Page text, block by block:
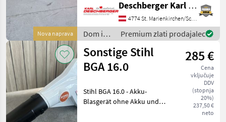
Nova naprava
stufenlose
Geschwindigkeitsregelung
und intuitives Bedienfeld,
ohne Akku und ohne
Ladegerät
Deschberger Karl Landtechnik GesmbH & Co KG
4774 St. Marienkirchen/Schärding
Dom in
vrt /
Sonstige
Premium zlati prodajalec
Sonstige Stihl
BGA 16.0
285 €
Cena
vključuje
DDV
(stopnja
20%)
237,50 €
neto
Stihl BGA 16.0 - Akku-
Blasgerät ohne Akku und